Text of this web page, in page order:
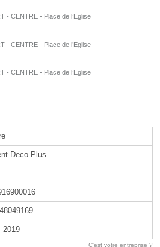
- CENTRE - Place de l’Eglise
- CENTRE - Place de l’Eglise
- CENTRE - Place de l’Eglise
Deco Plus
2019
C'est votre entreprise ?